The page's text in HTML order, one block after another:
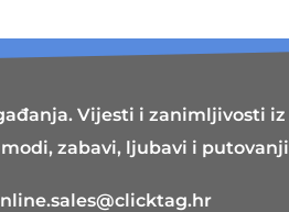
Vijesti i zanimljivosti
modi, zabavi, ljubavi i